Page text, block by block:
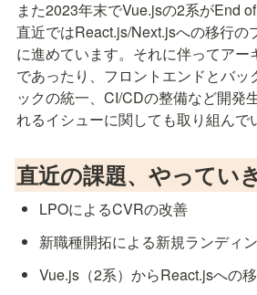
また2023年末でVue.jsの2系がEnd of
直近ではReact.js/Next.jsへの移行の
に進めています。それに伴ってアー
であったり、フロントエンドとバッ
ックの統一、CI/CDの整備など開発
れるイシューに関しても取り組んで
直近の課題、やってい
LPOによるCVRの改善
新職種開拓による新規ランディ
Vue.js（2系）からReact.jsへの